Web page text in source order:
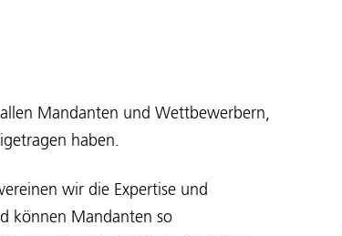
Mandanten und Wettbewerbern,
haben.
wir die Expertise und
können Mandanten so